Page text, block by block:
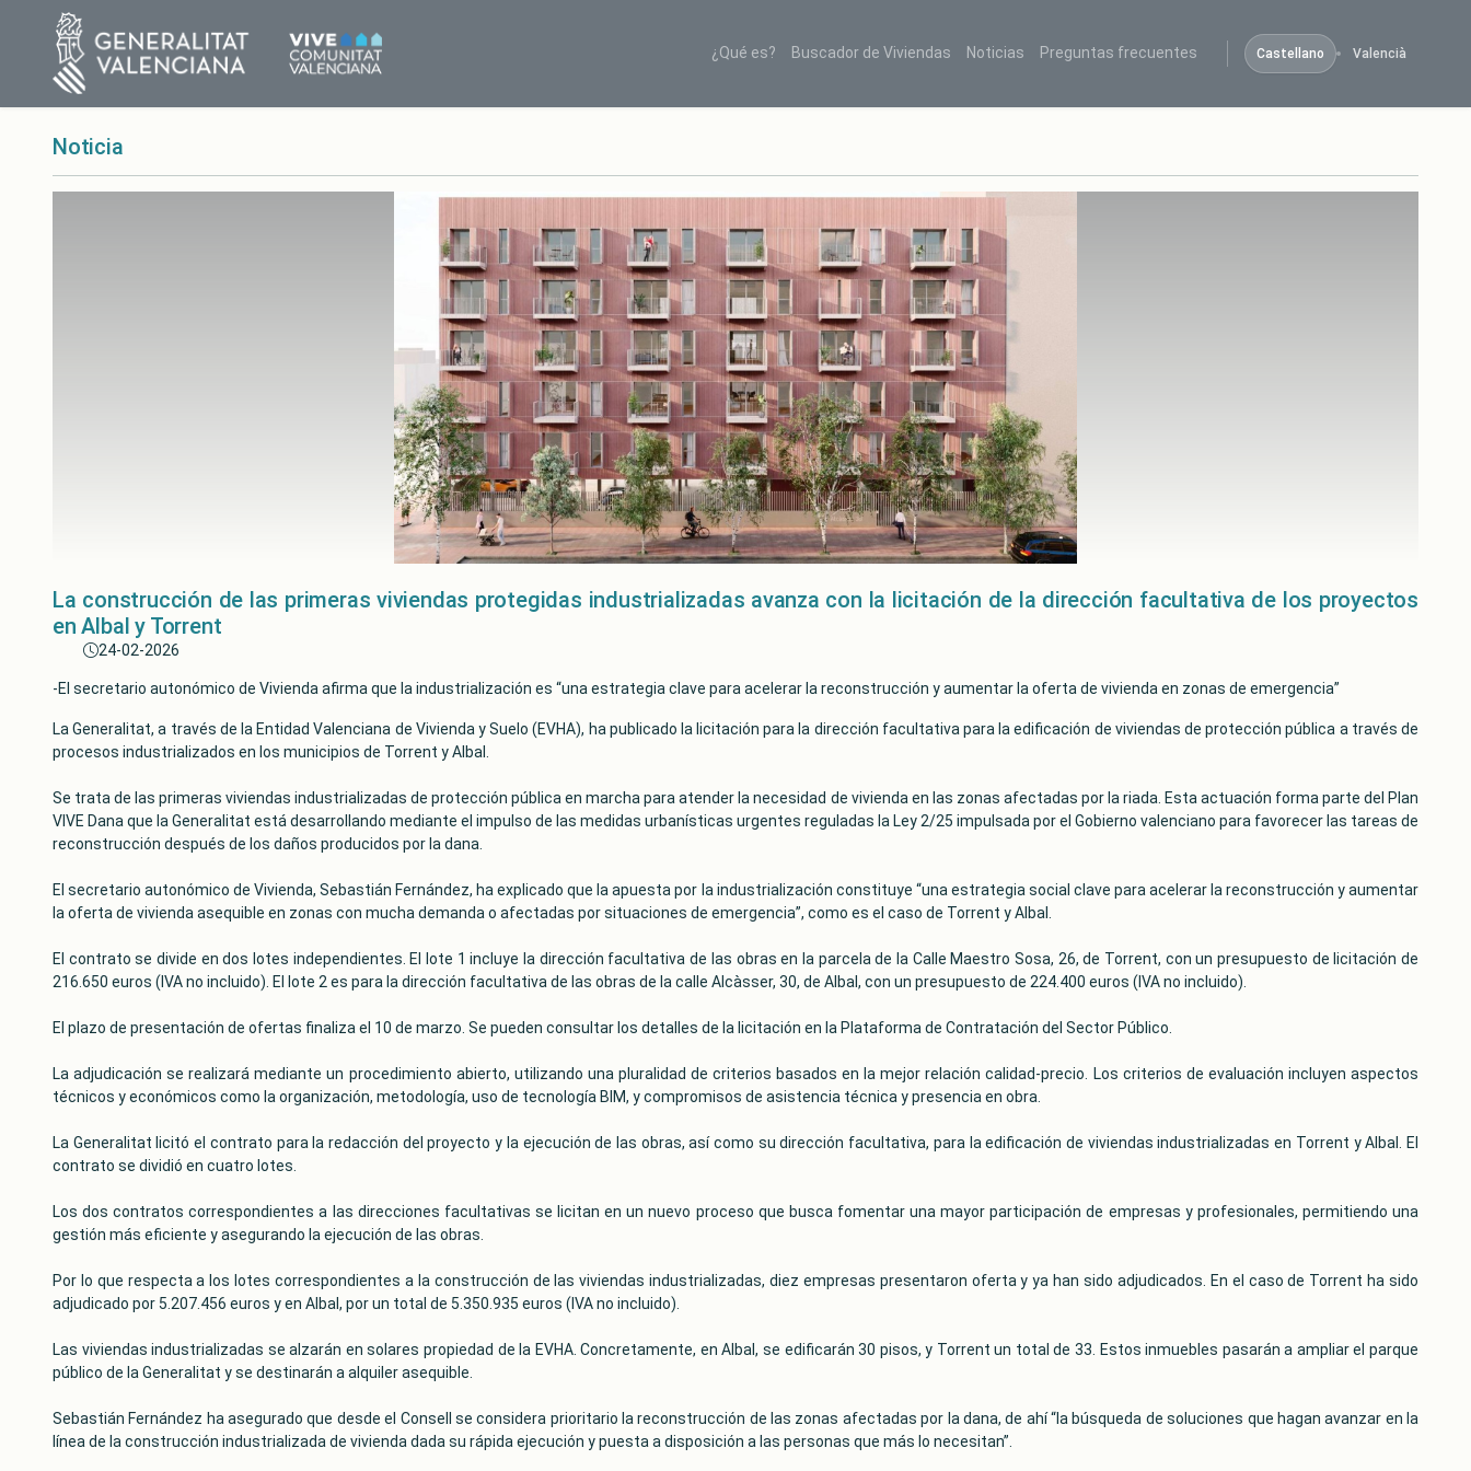
¿Qué es? Buscador de Viviendas Noticias Preguntas frecuentes Castellano Valencià
Noticia
La construcción de las primeras viviendas protegidas industrializadas avanza con la licitación de la dirección facultativa de los proyectos
en Albal y Torrent
24-02-2026
-El secretario autonómico de Vivienda afirma que la industrialización es “una estrategia clave para acelerar la reconstrucción y aumentar la oferta de vivienda en zonas de emergencia”
La Generalitat, a través de la Entidad Valenciana de Vivienda y Suelo (EVHA), ha publicado la licitación para la dirección facultativa para la edificación de viviendas de protección pública a través de
procesos industrializados en los municipios de Torrent y Albal.
Se trata de las primeras viviendas industrializadas de protección pública en marcha para atender la necesidad de vivienda en las zonas afectadas por la riada. Esta actuación forma parte del Plan
VIVE Dana que la Generalitat está desarrollando mediante el impulso de las medidas urbanísticas urgentes reguladas la Ley 2/25 impulsada por el Gobierno valenciano para favorecer las tareas de
reconstrucción después de los daños producidos por la dana.
El secretario autonómico de Vivienda, Sebastián Fernández, ha explicado que la apuesta por la industrialización constituye “una estrategia social clave para acelerar la reconstrucción y aumentar
la oferta de vivienda asequible en zonas con mucha demanda o afectadas por situaciones de emergencia”, como es el caso de Torrent y Albal.
El contrato se divide en dos lotes independientes. ​El lote 1 incluye la dirección facultativa de las obras en la parcela de la Calle Maestro Sosa, 26, de Torrent, con un presupuesto de licitación de
216.650 euros (IVA no incluido). ​El lote 2 es para la dirección facultativa de las obras de la calle Alcàsser, 30, de Albal, con un presupuesto de 224.400 euros (IVA no incluido). ​
El plazo de presentación de ofertas finaliza el 10 de marzo. Se pueden consultar los detalles de la licitación en la Plataforma de Contratación del Sector Público.
La adjudicación se realizará mediante un procedimiento abierto, utilizando una pluralidad de criterios basados en la mejor relación calidad-precio. ​Los criterios de evaluación incluyen aspectos
técnicos y económicos como la organización, metodología, uso de tecnología BIM, y compromisos de asistencia técnica y presencia en obra.
La Generalitat licitó el contrato para la redacción del proyecto y la ejecución de las obras, así como su dirección facultativa, para la edificación de viviendas industrializadas en Torrent y Albal. El
contrato se dividió en cuatro lotes.
Los dos contratos correspondientes a las direcciones facultativas se licitan en un nuevo proceso que busca fomentar una mayor participación de empresas y profesionales, permitiendo una
gestión más eficiente y asegurando la ejecución de las obras.
Por lo que respecta a los lotes correspondientes a la construcción de las viviendas industrializadas, diez empresas presentaron oferta y ya han sido adjudicados. En el caso de Torrent ha sido
adjudicado por 5.207.456 euros y en Albal, por un total de 5.350.935 euros (IVA no incluido).
Las viviendas industrializadas se alzarán en solares propiedad de la EVHA. Concretamente, en Albal, se edificarán 30 pisos, y Torrent un total de 33. Estos inmuebles pasarán a ampliar el parque
público de la Generalitat y se destinarán a alquiler asequible.
Sebastián Fernández ha asegurado que desde el Consell se considera prioritario la reconstrucción de las zonas afectadas por la dana, de ahí “la búsqueda de soluciones que hagan avanzar en la
línea de la construcción industrializada de vivienda dada su rápida ejecución y puesta a disposición a las personas que más lo necesitan”.